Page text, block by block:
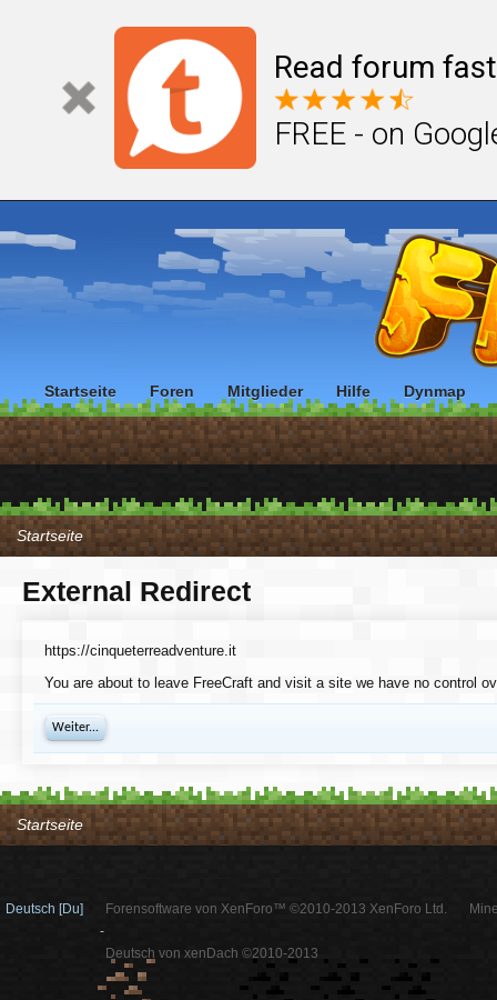
Read forum
FREE - on
Startseite
External Redirect
https://cinqueterreadventure.it
You are about to leave FreeCraft and visit a site we have no control
Weiter...
Startseite
Startseite Foren Mitglieder Hilfe Dynmap
Deutsch [Du]
Forensoftware von XenForo™ ©2010-2013 XenForo Ltd.
-
Deutsch von xenDach ©2010-2013